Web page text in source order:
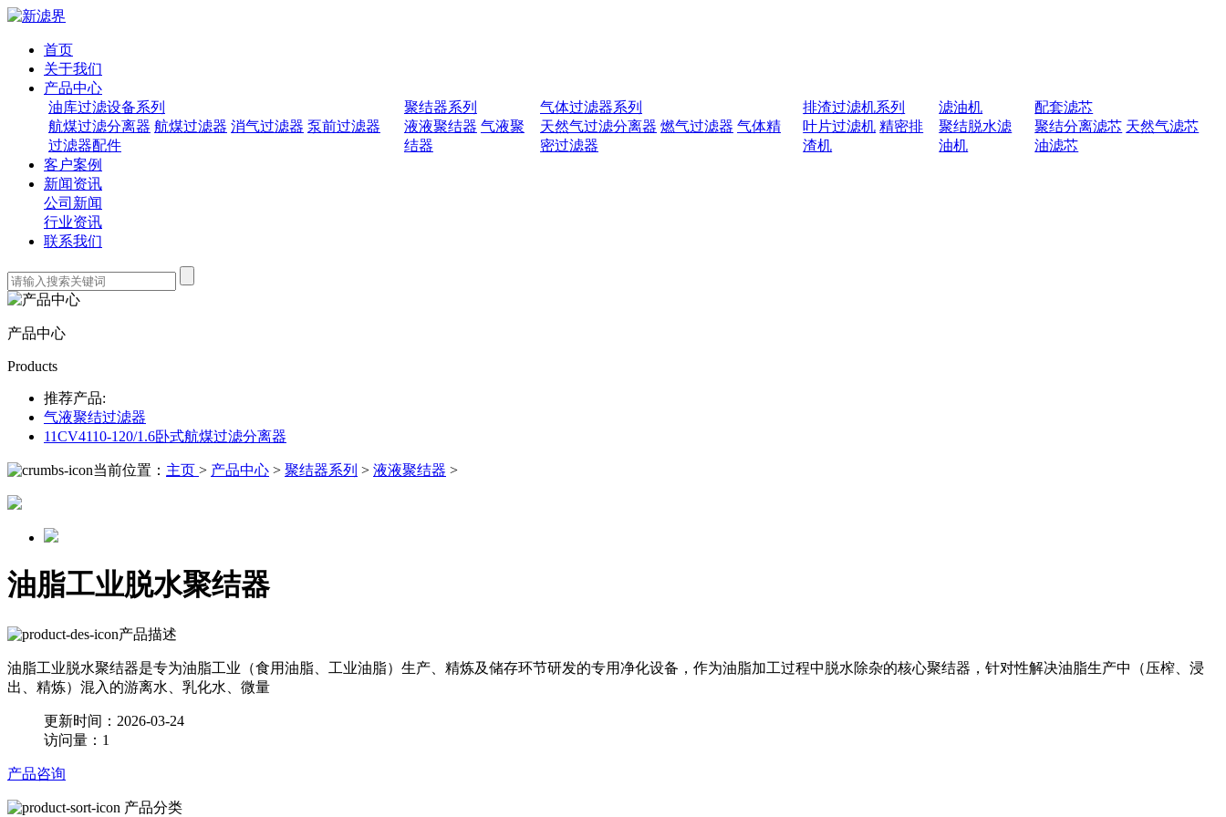
首页
关于我们
产品中心
油库过滤设备系列
航煤过滤分离器 航煤过滤器 消气过滤器 泵前过滤器
过滤器配件
聚结器系列
液液聚结器 气液聚
结器
气体过滤器系列
天然气过滤分离器 燃气过滤器 气体精
密过滤器
排渣过滤机系列
叶片过滤机 精密排
渣机
滤油机
聚结脱水滤
油机
配套滤芯
聚结分离滤芯 天然气滤芯
油滤芯
客户案例
新闻资讯
公司新闻
行业资讯
联系我们
产品中心
Products
推荐产品:
气液聚结过滤器
11CV4110-120/1.6卧式航煤过滤分离器
当前位置： 主页 > 产品中心 > 聚结器系列 > 液液聚结器 >
油脂工业脱水聚结器
产品描述
油脂工业脱水聚结器是专为油脂工业（食用油脂、工业油脂）生产、精炼及储存环节研发的专用净化设备，作为油脂加工过程中脱水除杂的核心聚结器，针对性解决油脂生产中（压榨、浸
出、精炼）混入的游离水、乳化水、微量
更新时间：2026-03-24
访问量：1
产品咨询
产品分类